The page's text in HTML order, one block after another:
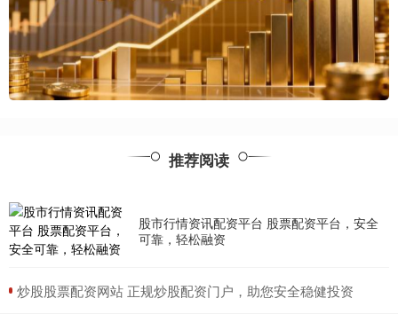
推荐阅读
股市行情资讯配资平台 股票配资平台，安全
可靠，轻松融资
​炒股股票配资网站 正规炒股配资门户，助您安全稳健投资